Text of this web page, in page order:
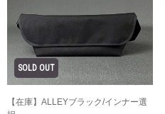
【在庫】ALLEYブラック/インナー選